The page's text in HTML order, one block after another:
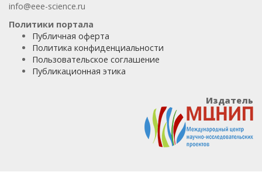
info@eee-science.ru
Политики портала
Публичная оферта
Политика конфиденциальности
Пользовательское соглашение
Публикационная этика
Издатель